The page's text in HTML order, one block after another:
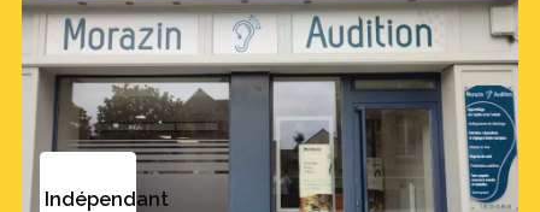
Indépendant